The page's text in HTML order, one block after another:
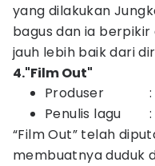
yang dilakukan
bagus dan ia
jauh lebih baik dari
4."Film Out"
Produser :
Penulis lagu :
“Film Out” telah
membuatnya duduk